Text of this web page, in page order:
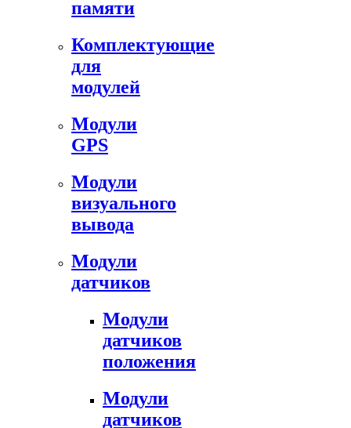
памяти
Комплектующие
для
модулей
Модули
GPS
Модули
визуального
вывода
Модули
датчиков
Модули
датчиков
положения
Модули
датчиков